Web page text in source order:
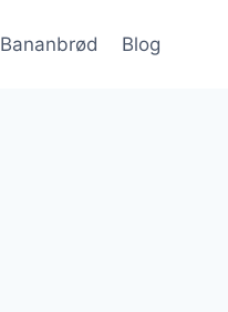
Bananbrød Blog